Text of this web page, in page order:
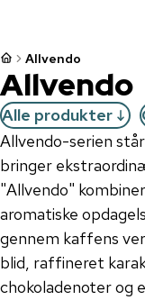
Allvendo
Allvendo
Alle produkter
Allvendo-serien
bringer
"Allvendo"
aromatiske
gennem kaffens
blid, raffineret
chokoladenoter og